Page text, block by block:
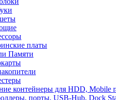
платы
Памяти
контейнеры для HDD, Mobile
порты, USB-Hub, Dock